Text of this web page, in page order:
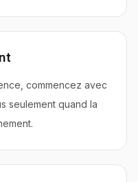
commencez avec
seulement quand la